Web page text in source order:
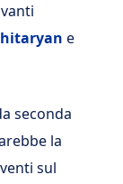
e
seconda
la
sul